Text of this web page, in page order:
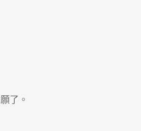
了。